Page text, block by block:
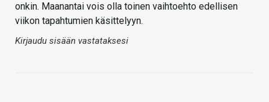
onkin. Maanantai vois olla toinen vaihtoehto edellisen
viikon tapahtumien käsittelyyn.
Kirjaudu sisään vastataksesi